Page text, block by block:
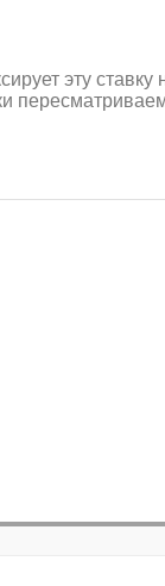
эту